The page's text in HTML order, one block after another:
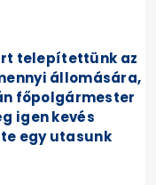
telepítettünk az
állomására,
főpolgármester
igen kevés
egy utasunk